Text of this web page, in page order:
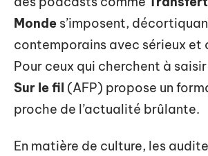
Monde s’imposent,
contemporains avec sérieux et
Pour ceux qui cherchent à saisir
Sur le fil (AFP) propose un
proche de l’actualité brûlante.
En matière de culture, les